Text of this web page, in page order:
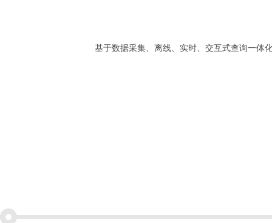
基于数据采集、离线、实时、交互式查询一体